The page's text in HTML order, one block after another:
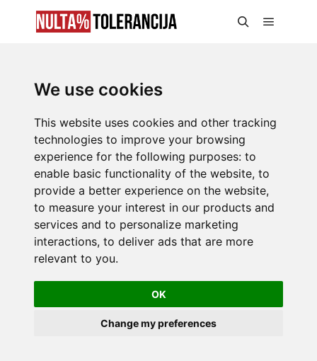
We use cookies
This website uses cookies and other tracking
technologies to improve your browsing
experience for the following purposes: to
enable basic functionality of the website, to
provide a better experience on the website,
to measure your interest in our products and
services and to personalize marketing
interactions, to deliver ads that are more
relevant to you.
OK
Change my preferences